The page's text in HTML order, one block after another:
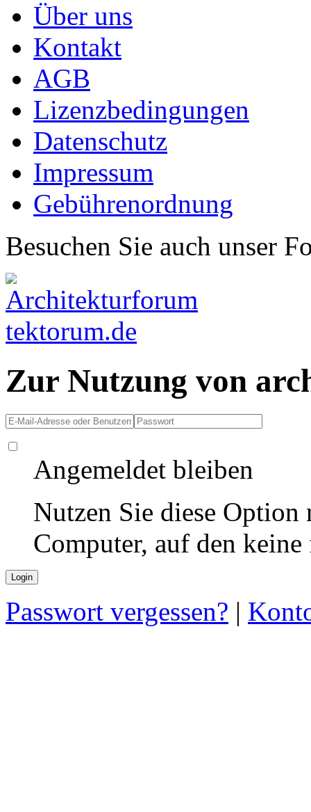
Über uns
Kontakt
AGB
Lizenzbedingungen
Datenschutz
Impressum
Gebührenordnung
Besuchen Sie auch unser
Zur Nutzung von
Angemeldet bleiben
Nutzen Sie diese
Computer, auf den
Passwort vergessen? |